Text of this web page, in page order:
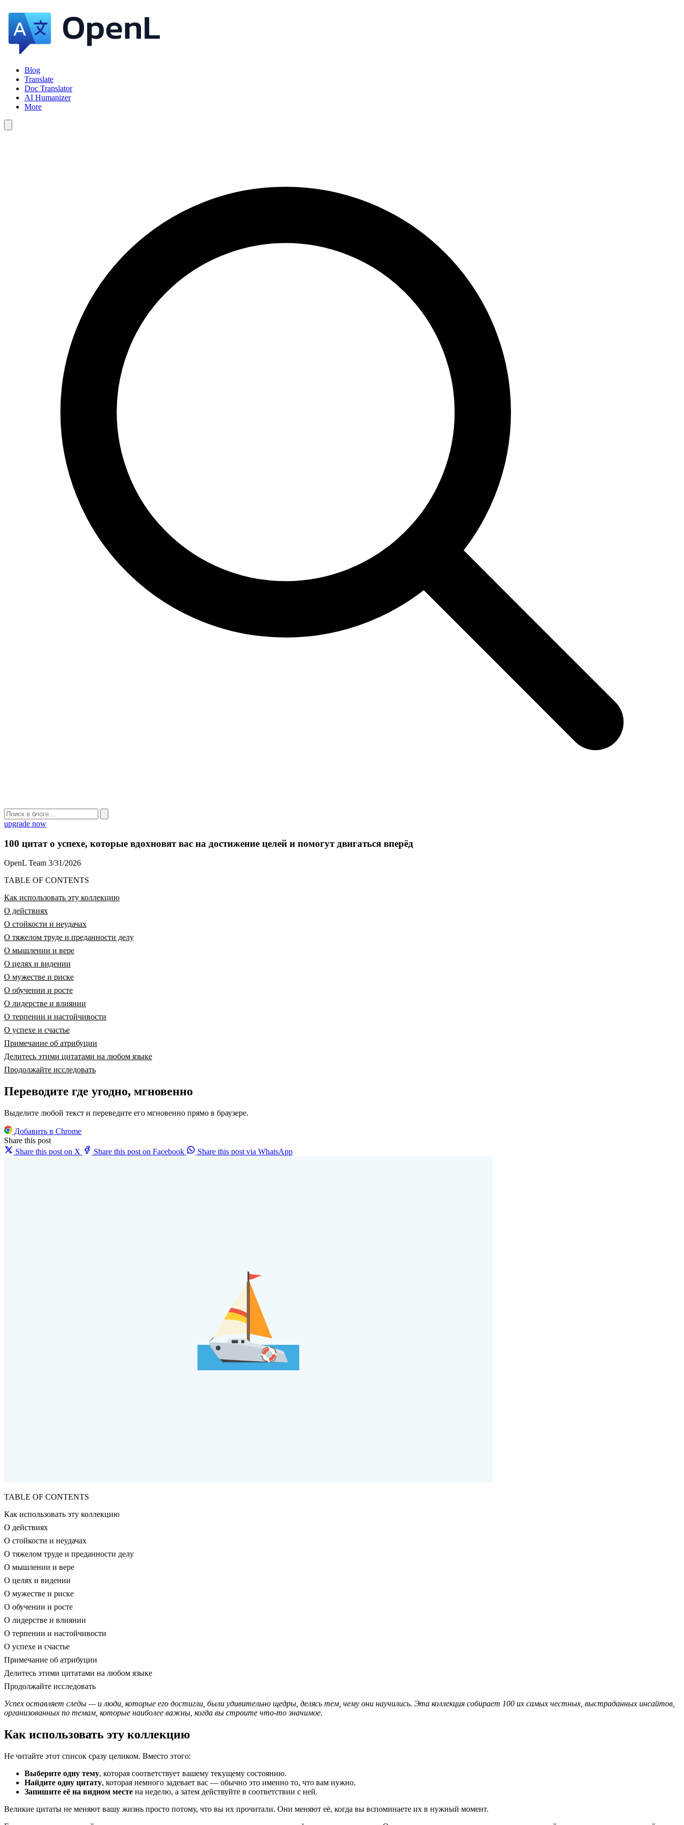
Blog
Translate
Doc Translator
AI Humanizer
More
upgrade now
100 цитат о успехе, которые вдохновят вас на достижение целей и помогут двигаться вперёд
OpenL Team 3/31/2026
TABLE OF CONTENTS
Как использовать эту коллекцию
О действиях
О стойкости и неудачах
О тяжелом труде и преданности делу
О мышлении и вере
О целях и видении
О мужестве и риске
О обучении и росте
О лидерстве и влиянии
О терпении и настойчивости
О успехе и счастье
Примечание об атрибуции
Делитесь этими цитатами на любом языке
Продолжайте исследовать
Переводите где угодно, мгновенно
Выделите любой текст и переведите его мгновенно прямо в браузере.
Добавить в Chrome
Share this post
Share this post on X
Share this post on Facebook Share this post via WhatsApp
TABLE OF CONTENTS
Как использовать эту коллекцию
О действиях
О стойкости и неудачах
О тяжелом труде и преданности делу
О мышлении и вере
О целях и видении
О мужестве и риске
О обучении и росте
О лидерстве и влиянии
О терпении и настойчивости
О успехе и счастье
Примечание об атрибуции
Делитесь этими цитатами на любом языке
Продолжайте исследовать
Успех оставляет следы — и люди, которые его достигли, были удивительно щедры, делясь тем, чему они научились. Эта коллекция собирает 100 их самых честных, выстраданных инсайтов,
организованных по темам, которые наиболее важны, когда вы строите что-то значимое.
Как использовать эту коллекцию
Не читайте этот список сразу целиком. Вместо этого:
Выберите одну тему, которая соответствует вашему текущему состоянию.
Найдите одну цитату, которая немного задевает вас — обычно это именно то, что вам нужно.
Запишите её на видном месте на неделю, а затем действуйте в соответствии с ней.
Великие цитаты не меняют вашу жизнь просто потому, что вы их прочитали. Они меняют её, когда вы вспоминаете их в нужный момент.